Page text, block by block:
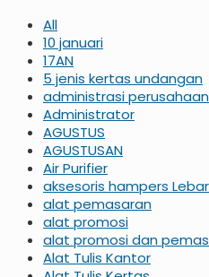
All
10 januari
17AN
5 jenis kertas undangan
administrasi perusahaan
Administrator
AGUSTUS
AGUSTUSAN
Air Purifier
aksesoris hampers
alat pemasaran
alat promosi
alat promosi dan
Alat Tulis Kantor